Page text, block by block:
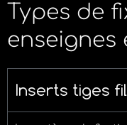
Types de
enseignes
Inserts tiges